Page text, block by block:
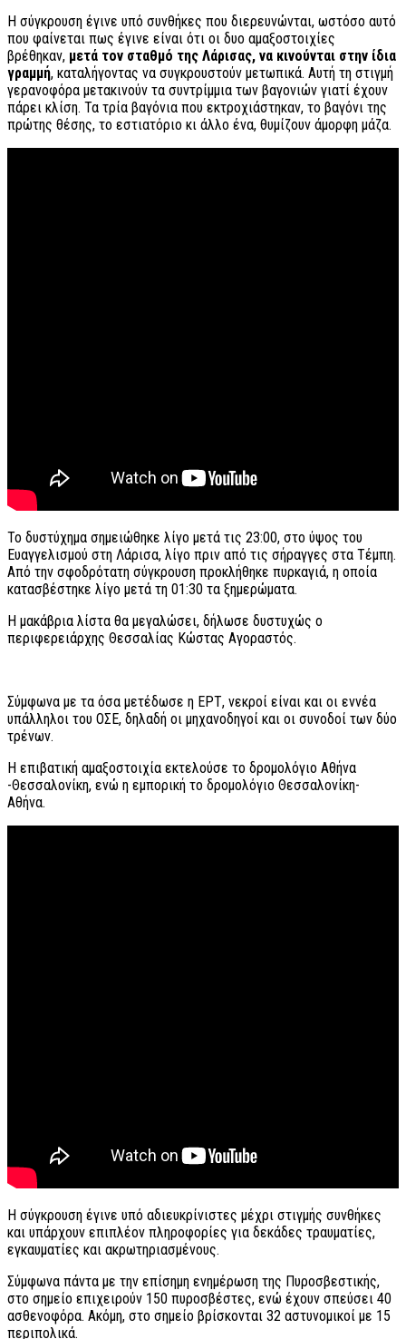
Η σύγκρουση έγινε υπό συνθήκες που διερευνώνται, ωστόσο αυτό
που φαίνεται πως έγινε είναι ότι οι δυο αμαξοστοιχίες
βρέθηκαν, μετά τον σταθμό της Λάρισας, να κινούνται στην ίδια
γραμμή, καταλήγοντας να συγκρουστούν μετωπικά. Αυτή τη στιγμή
γερανοφόρα μετακινούν τα συντρίμμια των βαγονιών γιατί έχουν
πάρει κλίση. Τα τρία βαγόνια που εκτροχιάστηκαν, το βαγόνι της
πρώτης θέσης, το εστιατόριο κι άλλο ένα, θυμίζουν άμορφη μάζα.
Το δυστύχημα σημειώθηκε λίγο μετά τις 23:00, στο ύψος του
Ευαγγελισμού στη Λάρισα, λίγο πριν από τις σήραγγες στα Τέμπη.
Από την σφοδρότατη σύγκρουση προκλήθηκε πυρκαγιά, η οποία
κατασβέστηκε λίγο μετά τη 01:30 τα ξημερώματα.
Η μακάβρια λίστα θα μεγαλώσει, δήλωσε δυστυχώς ο
περιφερειάρχης Θεσσαλίας Κώστας Αγοραστός.
Σύμφωνα με τα όσα μετέδωσε η ΕΡΤ, νεκροί είναι και οι εννέα
υπάλληλοι του ΟΣΕ, δηλαδή οι μηχανοδηγοί και οι συνοδοί των δύο
τρένων.
Η επιβατική αμαξοστοιχία εκτελούσε το δρομολόγιο Αθήνα
-Θεσσαλονίκη, ενώ η εμπορική το δρομολόγιο Θεσσαλονίκη-
Αθήνα.
Η σύγκρουση έγινε υπό αδιευκρίνιστες μέχρι στιγμής συνθήκες
και υπάρχουν επιπλέον πληροφορίες για δεκάδες τραυματίες,
εγκαυματίες και ακρωτηριασμένους.
Σύμφωνα πάντα με την επίσημη ενημέρωση της Πυροσβεστικής,
στο σημείο επιχειρούν 150 πυροσβέστες, ενώ έχουν σπεύσει 40
ασθενοφόρα. Ακόμη, στο σημείο βρίσκονται 32 αστυνομικοί με 15
περιπολικά.